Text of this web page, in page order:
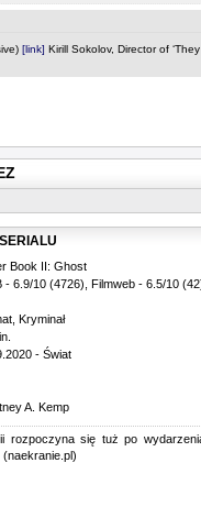
Book II: Ghost
- 6.9/10 (4726), Filmweb - 6.5/10
Kryminał
- Świat
A. Kemp
rozpoczyna się tuż po
(naekranie.pl)